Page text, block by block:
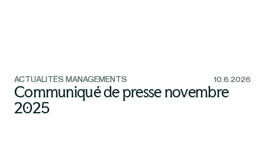
ACTUALITÉS MANAGEMENTS 10.6.2026
Communiqué de presse novembre
2025